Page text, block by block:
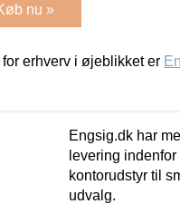
nu »
erhverv i øjeblikket er
Engsig.dk har
levering
kontorudstyr til
udvalg.